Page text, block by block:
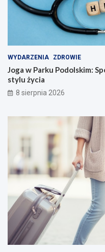
WYDARZENIA ZDROWIE
Joga w Parku Podolskim:
stylu życia
8 sierpnia 2026